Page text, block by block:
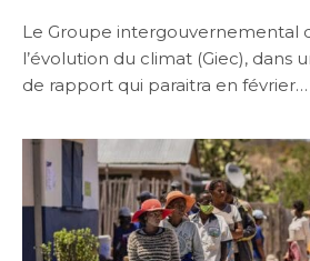
Le Groupe intergouvernemental
l’évolution du climat (Giec), dans
de rapport qui paraitra en février…